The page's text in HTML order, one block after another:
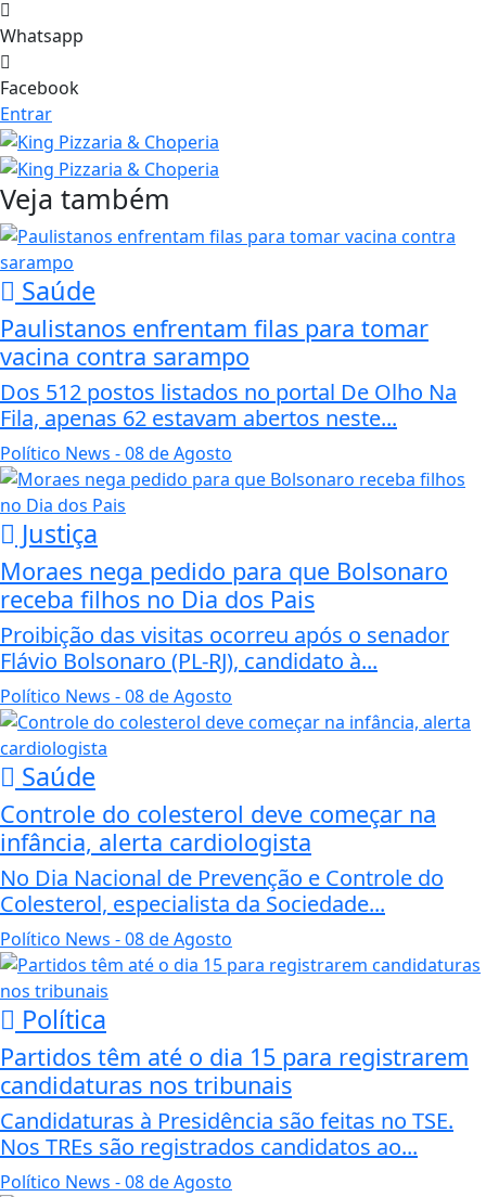
Whatsapp
Facebook
Entrar
Veja também
Saúde
Paulistanos enfrentam filas para tomar
vacina contra sarampo
Dos 512 postos listados no portal De Olho Na
Fila, apenas 62 estavam abertos neste...
Político News - 08 de Agosto
Justiça
Moraes nega pedido para que Bolsonaro
receba filhos no Dia dos Pais
Proibição das visitas ocorreu após o senador
Flávio Bolsonaro (PL-RJ), candidato à...
Político News - 08 de Agosto
Saúde
Controle do colesterol deve começar na
infância, alerta cardiologista
No Dia Nacional de Prevenção e Controle do
Colesterol, especialista da Sociedade...
Político News - 08 de Agosto
Política
Partidos têm até o dia 15 para registrarem
candidaturas nos tribunais
Candidaturas à Presidência são feitas no TSE.
Nos TREs são registrados candidatos ao...
Político News - 08 de Agosto